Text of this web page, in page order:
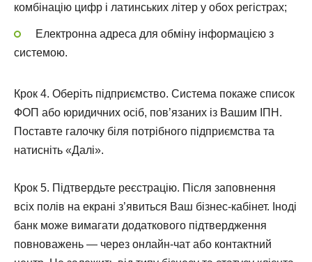
комбінацію цифр і латинських літер у обох регістрах;
Електронна адреса для обміну інформацією з
системою.
Крок 4. Оберіть підприємство. Система покаже список
ФОП або юридичних осіб, пов’язаних із Вашим ІПН.
Поставте галочку біля потрібного підприємства та
натисніть «Далі».
Крок 5. Підтвердьте реєстрацію. Після заповнення
всіх полів на екрані з’явиться Ваш бізнес-кабінет. Іноді
банк може вимагати додаткового підтвердження
повноважень — через онлайн-чат або контактний